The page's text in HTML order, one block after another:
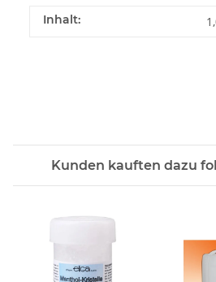
Inhalt:
Kunden kauften dazu